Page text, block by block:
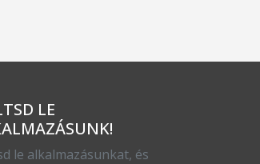
LE
le alkalmazásunkat, és